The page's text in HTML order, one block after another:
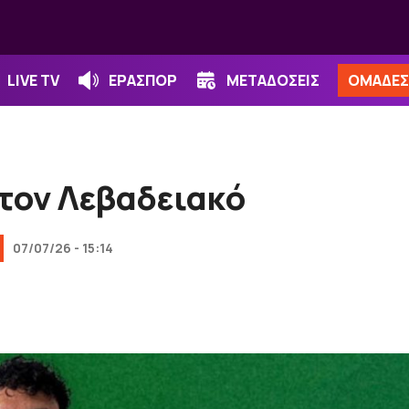
LIVE TV ΕΡΑΣΠΟΡ ΜΕΤΑΔΟΣΕΙΣ ΟΜΑΔΕΣ
Λεβαδειακό
07/07/26 - 15:14